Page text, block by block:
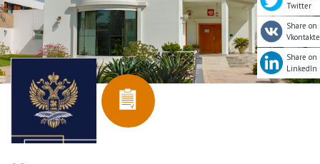
Twitter
Share on
Vkontakte
Share on
LinkedIn